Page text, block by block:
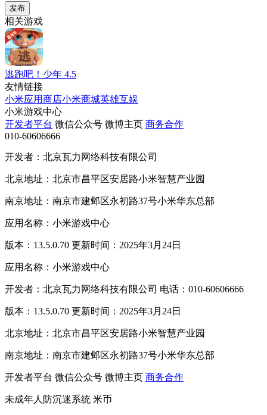
发布
相关游戏
逃跑吧！少年 4.5
友情链接
小米应用商店小米商城英雄互娱
小米游戏中心
开发者平台 微信公众号 微博主页 商务合作
010-60606666
开发者：北京瓦力网络科技有限公司
北京地址：北京市昌平区安居路小米智慧产业园
南京地址：南京市建邺区永初路37号小米华东总部
应用名称：小米游戏中心
版本：13.5.0.70 更新时间：2025年3月24日
应用名称：小米游戏中心
开发者：北京瓦力网络科技有限公司 电话：010-60606666
版本：13.5.0.70 更新时间：2025年3月24日
北京地址：北京市昌平区安居路小米智慧产业园
南京地址：南京市建邺区永初路37号小米华东总部
开发者平台 微信公众号 微博主页 商务合作
未成年人防沉迷系统 米币